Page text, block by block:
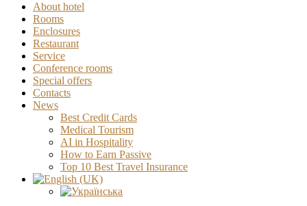
About hotel
Rooms
Enclosures
Restaurant
Service
Conference rooms
Special offers
Contacts
News
Best Credit Cards
Medical Tourism
AI in Hospitality
How to Earn Passive
Top 10 Best Travel Insurance